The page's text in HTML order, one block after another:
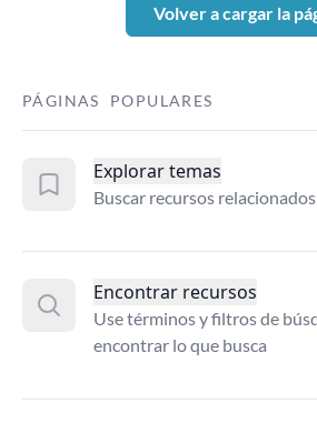
Volver a cargar la
PÁGINAS POPULARES
Explorar temas
Buscar recursos
Encontrar recursos
Use términos y filtros de
encontrar lo que busca